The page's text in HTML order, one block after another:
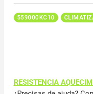
559000KC10
RESISTENCIA